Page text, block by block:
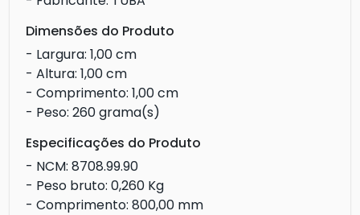
Dimensões do Produto
- Largura: 1,00 cm
- Altura: 1,00 cm
- Comprimento: 1,00 cm
- Peso: 260 grama(s)
Especificações do Produto
- NCM: 8708.99.90
- Peso bruto: 0,260 Kg
- Comprimento: 800,00 mm